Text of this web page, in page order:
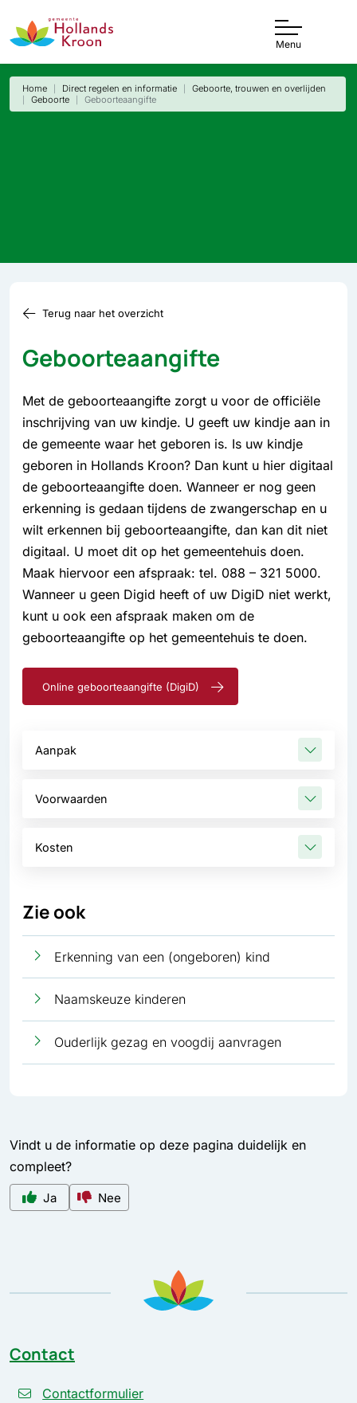
Menu
Home Direct regelen en informatie
Geboorte, trouwen en overlijden
Geboorte
Geboorteaangifte
Terug naar het overzicht
Geboorteaangifte
Met de geboorteaangifte zorgt u voor de officiële
inschrijving van uw kindje. U geeft uw kindje aan in
de gemeente waar het geboren is. Is uw kindje
geboren in Hollands Kroon? Dan kunt u hier digitaal
de geboorteaangifte doen. Wanneer er nog geen
erkenning is gedaan tijdens de zwangerschap en u
wilt erkennen bij geboorteaangifte, dan kan dit niet
digitaal. U moet dit op het gemeentehuis doen.
Maak hiervoor een afspraak: tel. 088 – 321 5000.
Wanneer u geen Digid heeft of uw DigiD niet werkt,
kunt u ook een afspraak maken om de
geboorteaangifte op het gemeentehuis te doen.
Online geboorteaangifte (DigiD)
Aanpak
Voorwaarden
Kosten
Zie ook
Erkenning van een (ongeboren) kind
Naamskeuze kinderen
Ouderlijk gezag en voogdij aanvragen
Vindt u de informatie op deze pagina duidelijk en
compleet?
Ja Nee
Contact
Contactformulier